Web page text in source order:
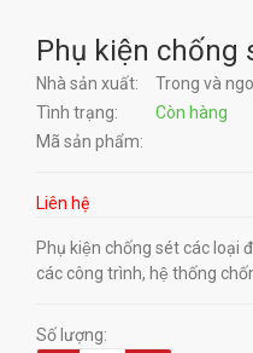
Phụ kiện chống
Nhà sản xuất:
Trong và
Tình trạng:
Còn hàng
Mã sản phẩm:
Liên hệ
Phụ kiện chống sét các loại
các công trình, hệ thống
Số lượng: